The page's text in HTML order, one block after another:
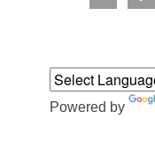
Powered by